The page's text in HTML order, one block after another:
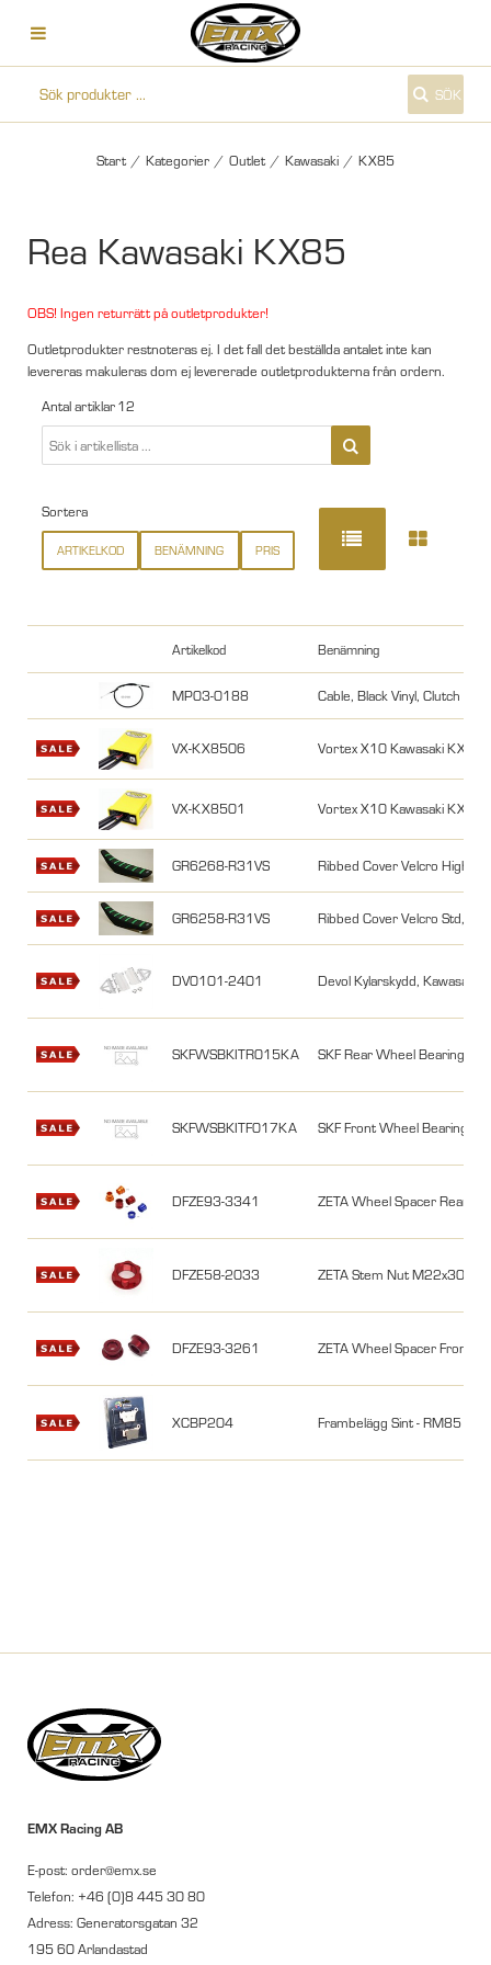
SÖK
Start / Kategorier / Outlet / Kawasaki / KX85
Rea Kawasaki KX85
OBS! Ingen returrätt på outletprodukter!
Outletprodukter restnoteras ej. I det fall det beställda antalet inte kan
levereras makuleras dom ej levererade outletprodukterna från ordern.
Antal artiklar 12
Sortera
ARTIKELKOD BENÄMNING PRIS
Artikelkod Benämning
MP03-0188 Cable, Black Vinyl, Clutch
VX-KX8506 Vortex X10 Kawasaki KX85
VX-KX8501 Vortex X10 Kawasaki KX85
GR6268-R31VS Ribbed Cover Velcro High,
GR6258-R31VS Ribbed Cover Velcro Std,
DV0101-2401 Devol Kylarskydd, Kawasaki
SKFWSBKITR015KA SKF Rear Wheel Bearing/
SKFWSBKITF017KA SKF Front Wheel Bearing/
DFZE93-3341 ZETA Wheel Spacer Rear
DFZE58-2033 ZETA Stem Nut M22x30-
DFZE93-3261 ZETA Wheel Spacer Front
XCBP204 Frambelägg Sint - RM85
EMX Racing AB
E-post: order@emx.se
Telefon: +46 (0)8 445 30 80
Adress: Generatorsgatan 32
195 60 Arlandastad